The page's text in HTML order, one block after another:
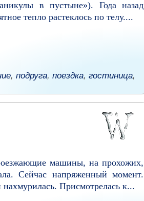
в пустыне»). Года назад
тепло растеклось по телу....
, подруга, поездка, гостиница,
машины, на прохожих,
Сейчас напряженный момент.
Присмотрелась к...